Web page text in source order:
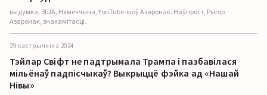
выдумка, ЗША, Нямеччына, YouTube-шоў Азаронак. Наўпрост, Рыгор
Азаронак, знакамітасці.
29 кастрычніка 2024
Тэйлар Свіфт не падтрымала Трампа і пазбавілася
мільёнаў падпісчыкаў? Выкрыццё фэйка ад «Нашай
Нівы»